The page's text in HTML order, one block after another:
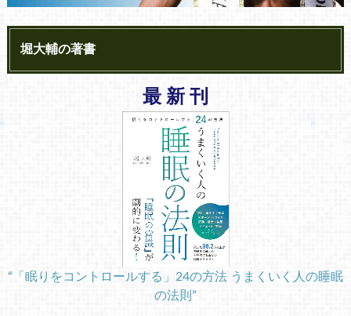
堀大輔の著書
最 新 刊
“「眠りをコントロールする」24の方法 うまくいく人の睡眠
の法則”